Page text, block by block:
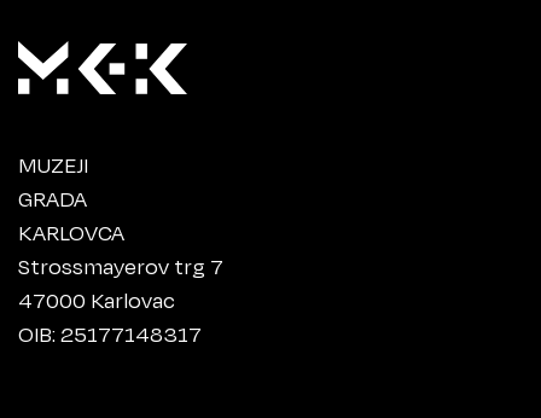
MUZEJI
GRADA
KARLOVCA
Strossmayerov trg 7
47000 Karlovac
OIB: 25177148317